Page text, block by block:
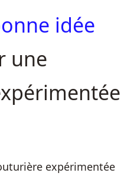
idée
une
expérimentée